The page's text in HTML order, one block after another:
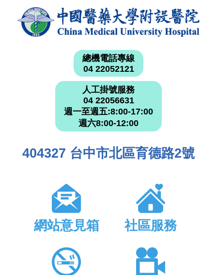
總機電話專線
04 22052121
人工掛號服務
04 22056631
週一至週五:8:00-17:00
週六8:00-12:00
404327 台中市北區育德路2號
網站意見箱 社區服務